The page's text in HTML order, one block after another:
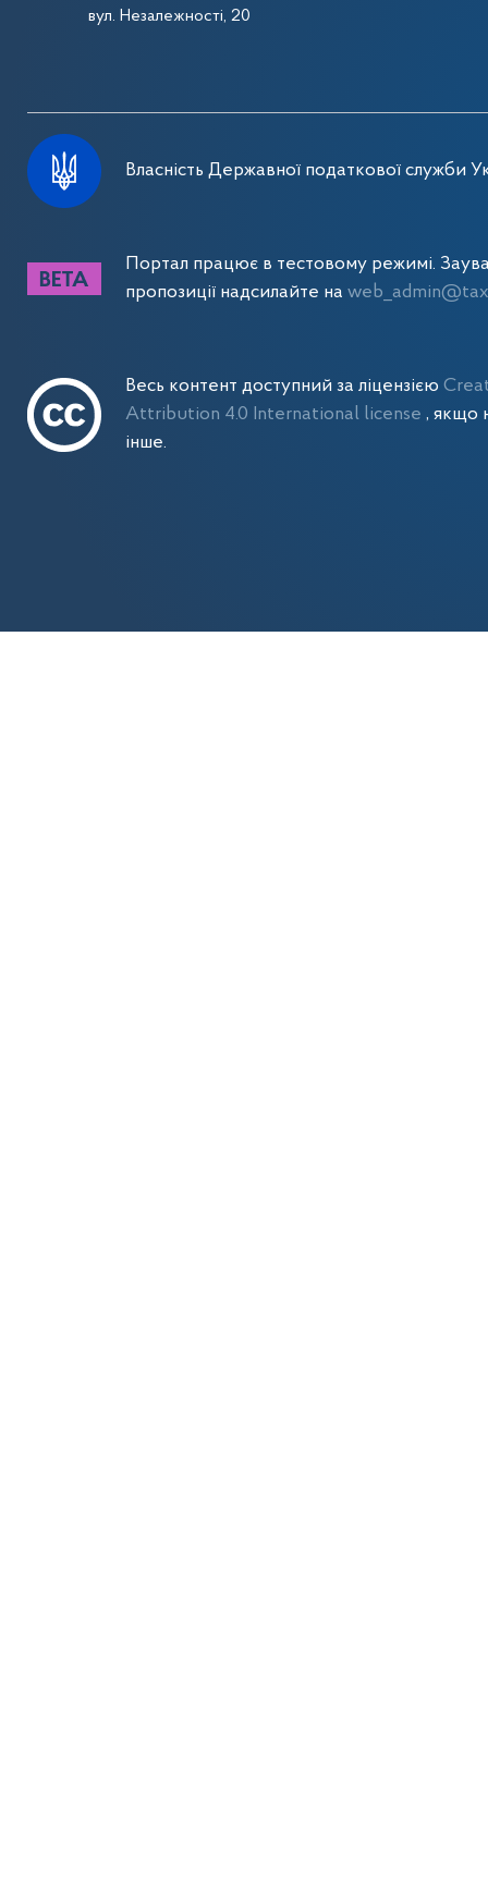
вул. Незалежності, 20
Власність Державної податкової служби
Портал працює в тестовому режимі.
пропозиції надсилайте на
Весь контент доступний за ліцензією
Attribution 4.0 International license , якщо
інше.